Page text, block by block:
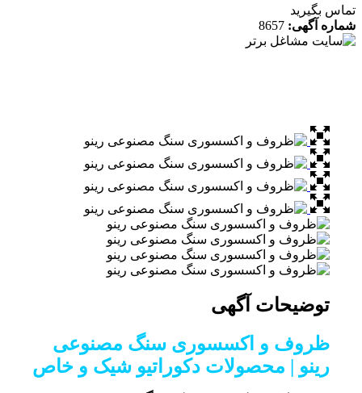
بگیرید
آگهی:8657
توضیحات آگهی
ظروف و اکسسوری سنگ مصنوعی
رینو | محصولات دکوراتیو شیک و خاص